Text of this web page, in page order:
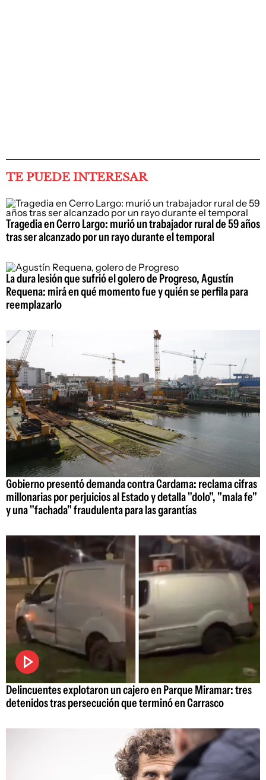
TE PUEDE INTERESAR
Tragedia en Cerro Largo: murió un trabajador rural de 59 años
tras ser alcanzado por un rayo durante el temporal
La dura lesión que sufrió el golero de Progreso, Agustín
Requena: mirá en qué momento fue y quién se perfila para
reemplazarlo
Gobierno presentó demanda contra Cardama: reclama cifras
millonarias por perjuicios al Estado y detalla "dolo", "mala fe"
y una "fachada" fraudulenta para las garantías
Delincuentes explotaron un cajero en Parque Miramar: tres
detenidos tras persecución que terminó en Carrasco